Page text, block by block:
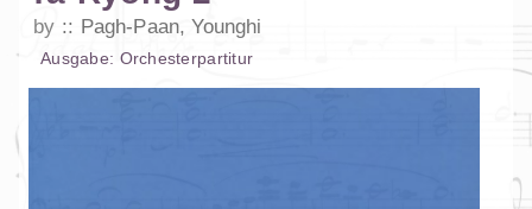
by Pagh-Paan, Younghi
Ausgabe: Orchesterpartitur